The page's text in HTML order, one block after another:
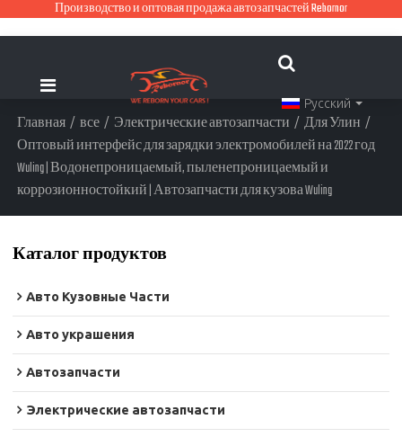
Производство и оптовая продажа автозапчастей Rebornor
Русский
Главная / все / Электрические автозапчасти / Для Улин /
Оптовый интерфейс для зарядки электромобилей на 2022 год
Wuling | Водонепроницаемый, пыленепроницаемый и
коррозионностойкий | Автозапчасти для кузова Wuling
Каталог продуктов
Авто Кузовные Части
Авто украшения
Автозапчасти
Электрические автозапчасти